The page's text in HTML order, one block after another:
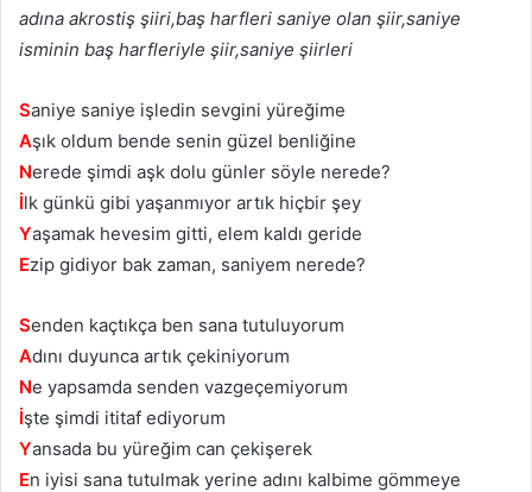
adına akrostiş şiiri,baş harfleri saniye olan şiir,saniye
isminin baş harfleriyle şiir,saniye şiirleri
Saniye saniye işledin sevgini yüreğime
Aşık oldum bende senin güzel benliğine
Nerede şimdi aşk dolu günler söyle nerede?
İlk günkü gibi yaşanmıyor artık hiçbir şey
Yaşamak hevesim gitti, elem kaldı geride
Ezip gidiyor bak zaman, saniyem nerede?
Senden kaçtıkça ben sana tutuluyorum
Adını duyunca artık çekiniyorum
Ne yapsamda senden vazgeçemiyorum
İşte şimdi ititaf ediyorum
Yansada bu yüreğim can çekişerek
En iyisi sana tutulmak yerine adını kalbime gömmeye